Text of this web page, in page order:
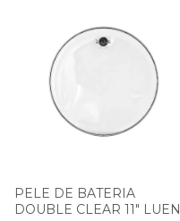
PELE DE BATERIA
DOUBLE CLEAR 11" LUEN